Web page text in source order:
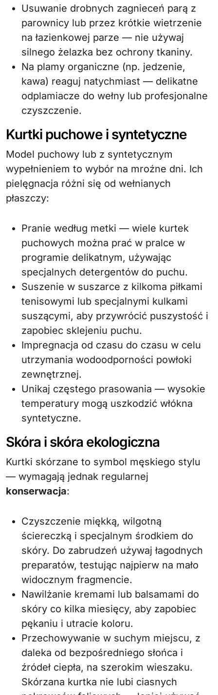
Usuwanie drobnych zagnieceń parą z
parownicy lub przez krótkie wietrzenie
na łazienkowej parze — nie używaj
silnego żelazka bez ochrony tkaniny.
Na plamy organiczne (np. jedzenie,
kawa) reaguj natychmiast — delikatne
odplamiacze do wełny lub profesjonalne
czyszczenie.
Kurtki puchowe i syntetyczne
Model puchowy lub z syntetycznym
wypełnieniem to wybór na mroźne dni. Ich
pielęgnacja różni się od wełnianych
płaszczy:
Pranie według metki — wiele kurtek
puchowych można prać w pralce w
programie delikatnym, używając
specjalnych detergentów do puchu.
Suszenie w suszarce z kilkoma piłkami
tenisowymi lub specjalnymi kulkami
suszącymi, aby przywrócić puszystość i
zapobiec sklejeniu puchu.
Impregnacja od czasu do czasu w celu
utrzymania wodoodporności powłoki
zewnętrznej.
Unikaj częstego prasowania — wysokie
temperatury mogą uszkodzić włókna
syntetyczne.
Skóra i skóra ekologiczna
Kurtki skórzane to symbol męskiego stylu
— wymagają jednak regularnej
konserwacja:
Czyszczenie miękką, wilgotną
ściereczką i specjalnym środkiem do
skóry. Do zabrudzeń używaj łagodnych
preparatów, testując najpierw na mało
widocznym fragmencie.
Nawilżanie kremami lub balsamami do
skóry co kilka miesięcy, aby zapobiec
pękaniu i utracie koloru.
Przechowywanie w suchym miejscu, z
daleka od bezpośredniego słońca i
źródeł ciepła, na szerokim wieszaku.
Skórzana kurtka nie lubi ciasnych